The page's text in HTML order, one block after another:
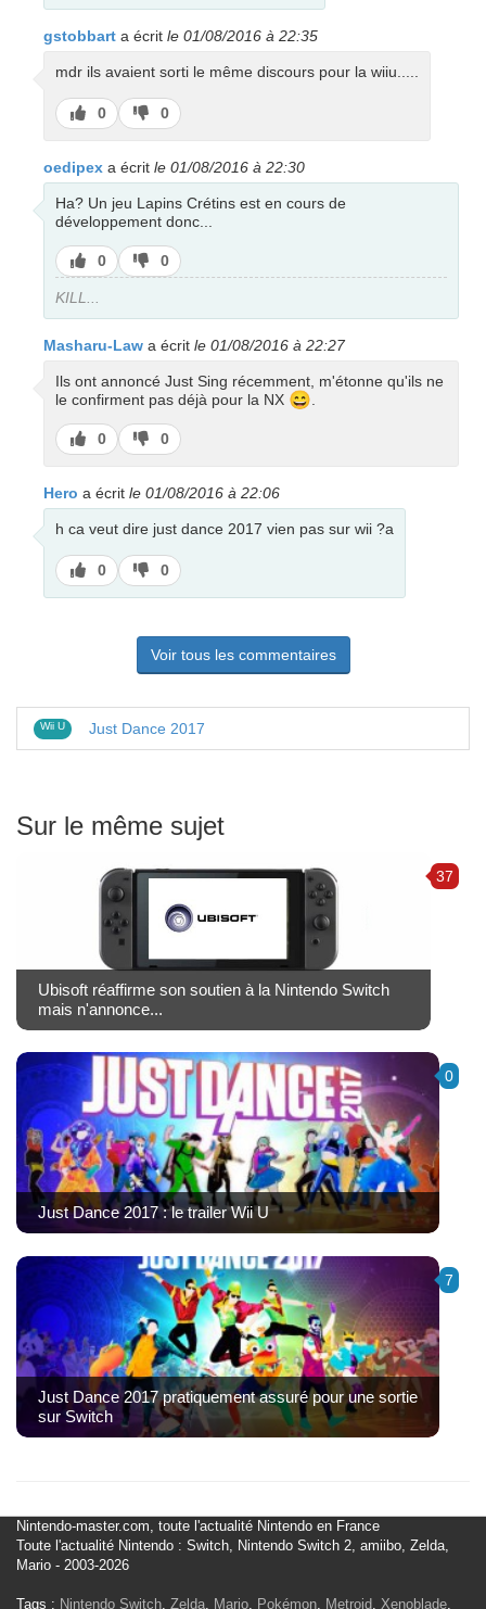
gstobbart a écrit le 01/08/2016 à 22:35
mdr ils avaient sorti le même discours pour la wiiu.....
J’aime
0
J’aime
pas
0
oedipex a écrit le 01/08/2016 à 22:30
Ha? Un jeu Lapins Crétins est en cours de
développement donc...
J’aime
0
J’aime
pas
0
KILL...
Masharu-Law a écrit le 01/08/2016 à 22:27
Ils ont annoncé Just Sing récemment, m'étonne qu'ils ne
le confirment pas déjà pour la NX 😄
J’aime
0
J’aime
pas
0
Hero a écrit le 01/08/2016 à 22:06
h ca veut dire just dance 2017 vien pas sur wii ?a
J’aime
0
J’aime
pas
0
Voir tous les commentaires
Wii U Just Dance 2017
Sur le même sujet
37
Ubisoft réaffirme son soutien à la Nintendo Switch
mais n'annonce...
0
Just Dance 2017 : le trailer Wii U
7
Just Dance 2017 pratiquement assuré pour une sortie
sur Switch
Nintendo-master.com, toute l'actualité Nintendo en France
Toute l'actualité Nintendo : Switch, Nintendo Switch 2, amiibo, Zelda,
Mario - 2003-2026
Tags : Nintendo Switch Zelda Mario Pokémon Metroid Xenoblade